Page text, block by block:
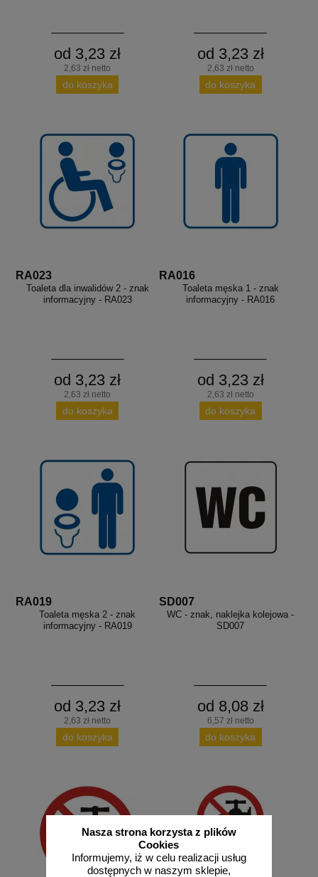
Nasza strona korzysta z plików
Cookies
Informujemy, iż w celu realizacji usług
dostępnych w naszym sklepie,
od 3,23 zł
2,63 zł netto
do koszyka
od 3,23 zł
2,63 zł netto
do koszyka
RA023
Toaleta dla inwalidów 2 - znak
informacyjny - RA023
od 3,23 zł
2,63 zł netto
do koszyka
RA016
Toaleta męska 1 - znak
informacyjny - RA016
od 3,23 zł
2,63 zł netto
do koszyka
RA019
Toaleta męska 2 - znak
informacyjny - RA019
od 3,23 zł
2,63 zł netto
do koszyka
SD007
WC - znak, naklejka kolejowa -
SD007
od 8,08 zł
6,57 zł netto
do koszyka